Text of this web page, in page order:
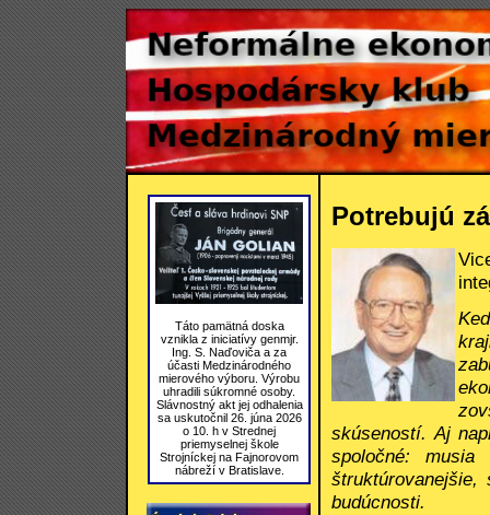
Táto pamätná doska
vznikla z iniciatívy genmjr.
Ing. S. Naďoviča a za
účasti Medzinárodného
mierového výboru. Výrobu
uhradili súkromné osoby.
Slávnostný akt jej odhalenia
sa uskutočnil 26. júna 2026
o 10. h v Strednej
priemyselnej škole
Strojníckej na Fajnorovom
nábreží v Bratislave.
Potrebujú
skúseností. Aj
spoločné:
štruktúrovanejšie,
budúcnosti.